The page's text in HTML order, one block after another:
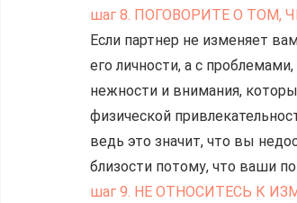
шаг 8. ПОГОВОРИТЕ О ТОМ,
Если партнер не изменяет
его личности, а с
нежности и внимания,
физической
ведь это значит, что вы
близости потому, что ваши
шаг 9. НЕ ОТНОСИТЕСЬ К